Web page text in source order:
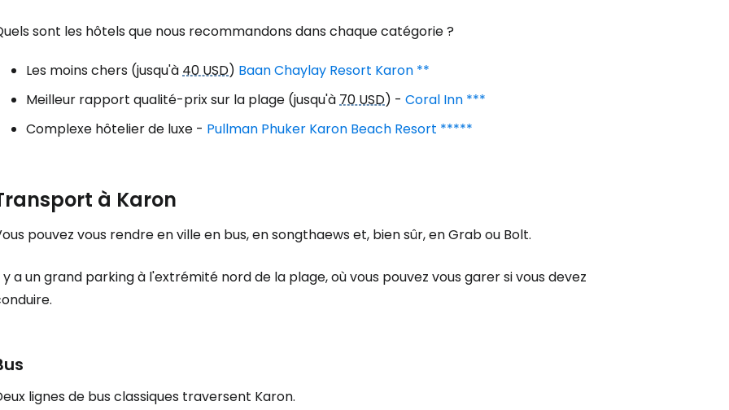
sont les hôtels que nous recommandons dans chaque catégorie ?
Les moins chers (jusqu'à40 USD) Baan Chaylay Resort Karon **
Meilleur rapport qualité-prix sur la plage (jusqu'à70 USD) - Coral Inn ***
Complexe hôtelier de luxe - Pullman Phuker Karon Beach Resort *****
à Karon
pouvez vous rendre en ville en bus, en songthaews et, bien sûr, en Grab ou Bolt.
y a un grand parking à l'extrémité nord de la plage, où vous pouvez vous garer si vous devez
lignes de bus classiques traversent Karon.